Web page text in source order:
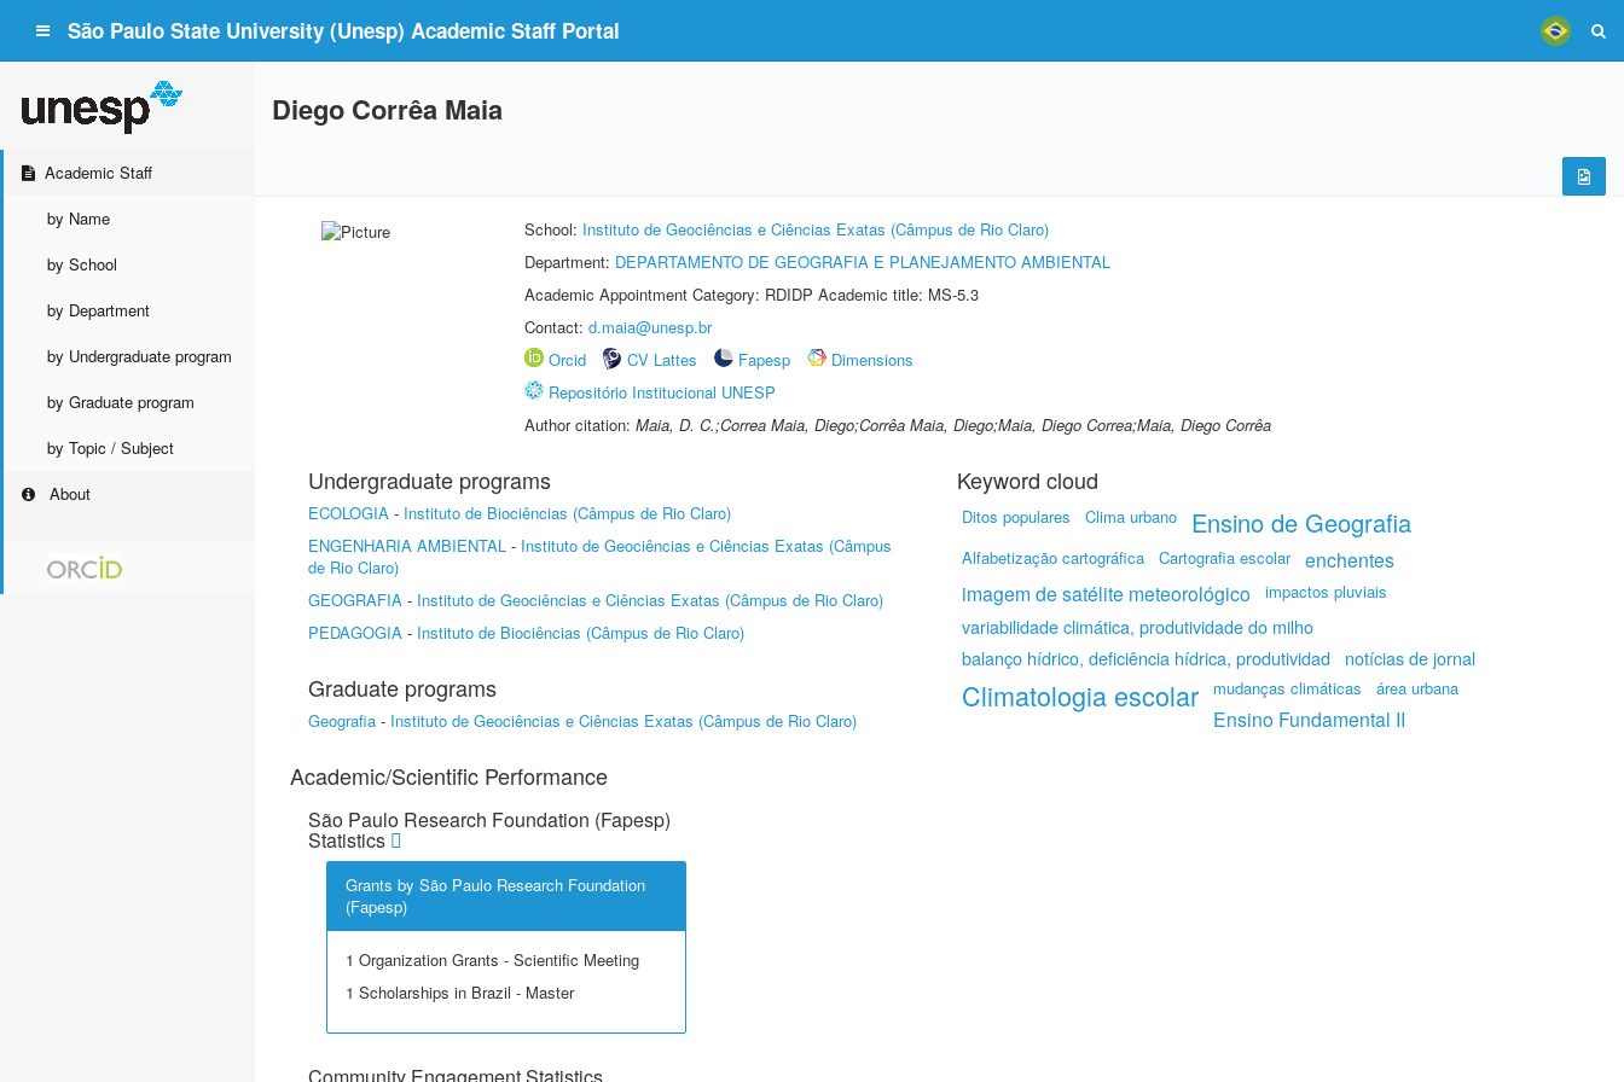
São Paulo State University (Unesp) Academic Staff Portal
Academic Staff
by Name
by School
by Department
by Undergraduate program
by Graduate program
by Topic / Subject
About
Diego Corrêa Maia
School: Instituto de Geociências e Ciências Exatas (Câmpus de Rio Claro)
Department: DEPARTAMENTO DE GEOGRAFIA E PLANEJAMENTO AMBIENTAL
Academic Appointment Category: RDIDP Academic title: MS-5.3
Contact: d.maia@unesp.br
Orcid
CV Lattes Fapesp
Dimensions
Repositório Institucional UNESP
Author citation: Maia, D. C.;Correa Maia, Diego;Corrêa Maia, Diego;Maia, Diego Correa;Maia, Diego Corrêa
Undergraduate programs
ECOLOGIA - Instituto de Biociências (Câmpus de Rio Claro)
ENGENHARIA AMBIENTAL - Instituto de Geociências e Ciências Exatas (Câmpus
de Rio Claro)
GEOGRAFIA - Instituto de Geociências e Ciências Exatas (Câmpus de Rio Claro)
PEDAGOGIA - Instituto de Biociências (Câmpus de Rio Claro)
Graduate programs
Geografia - Instituto de Geociências e Ciências Exatas (Câmpus de Rio Claro)
Keyword cloud
Ditos populares Clima urbano Ensino de Geografia
Alfabetização cartográfica Cartografia escolar
enchentes
imagem de satélite meteorológico
impactos pluviais
variabilidade climática, produtividade do milho
balanço hídrico, deficiência hídrica, produtividad
notícias de jornal
Climatologia escolar mudanças climáticas área urbana
Ensino Fundamental II
Academic/Scientific Performance
São Paulo Research Foundation (Fapesp)
Statistics
Grants by São Paulo Research Foundation
(Fapesp)
1 Organization Grants - Scientific Meeting
1 Scholarships in Brazil - Master